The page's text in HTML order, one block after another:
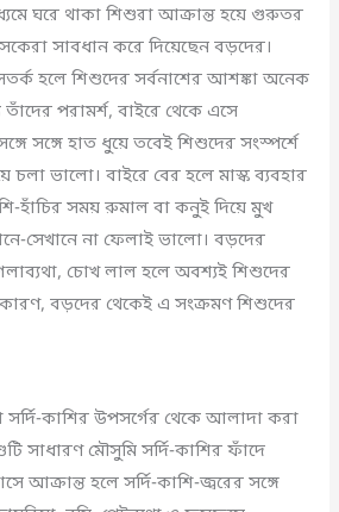
ঘরে থাকা শিশুরা আক্রান্ত হয়ে গুরুতর
সাবধান করে দিয়েছেন বড়দের।
হলে শিশুদের সর্বনাশের আশঙ্কা অনেক
পরামর্শ, বাইরে থেকে এসে
সঙ্গে হাত ধুয়ে তবেই শিশুদের সংস্পর্শে
ভালো। বাইরে বের হলে মাস্ক ব্যবহার
হাঁচির সময় রুমাল বা কনুই দিয়ে মুখ
সেখানে না ফেলাই ভালো। বড়দের
চোখ লাল হলে অবশ্যই শিশুদের
বড়দের থেকেই এ সংক্রমণ শিশুদের
কাশির উপসর্গের থেকে আলাদা করা
সাধারণ মৌসুমি সর্দি-কাশির ফাঁদে
আক্রান্ত হলে সর্দি-কাশি-জ্বরের সঙ্গে